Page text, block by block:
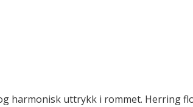
harmonisk uttrykk i rommet. Herring